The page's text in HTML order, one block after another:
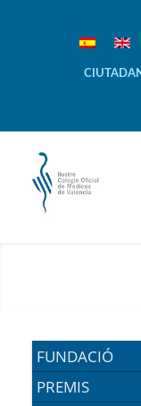
FUNDACIÓ
PREMIS